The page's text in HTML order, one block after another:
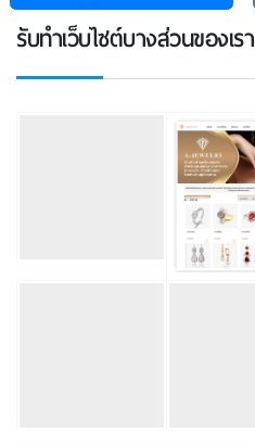
รับทําเว็บไซต์บางส่วนของเรา